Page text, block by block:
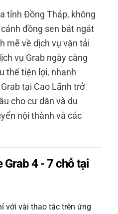
tỉnh Đồng Tháp, không
đồng sen bát ngát
mẽ về dịch vụ vận tải
vụ Grab ngày càng
thế tiện lợi, nhanh
tại Cao Lãnh trở
cho cư dân và du
nội thành và các
Grab 4 - 7 chỗ tại
với vài thao tác trên ứng